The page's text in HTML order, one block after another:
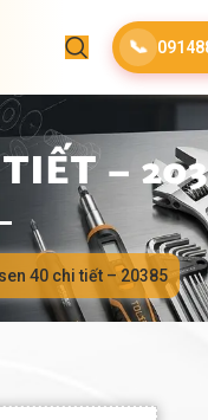
📞
–
40 chi tiết – 20385